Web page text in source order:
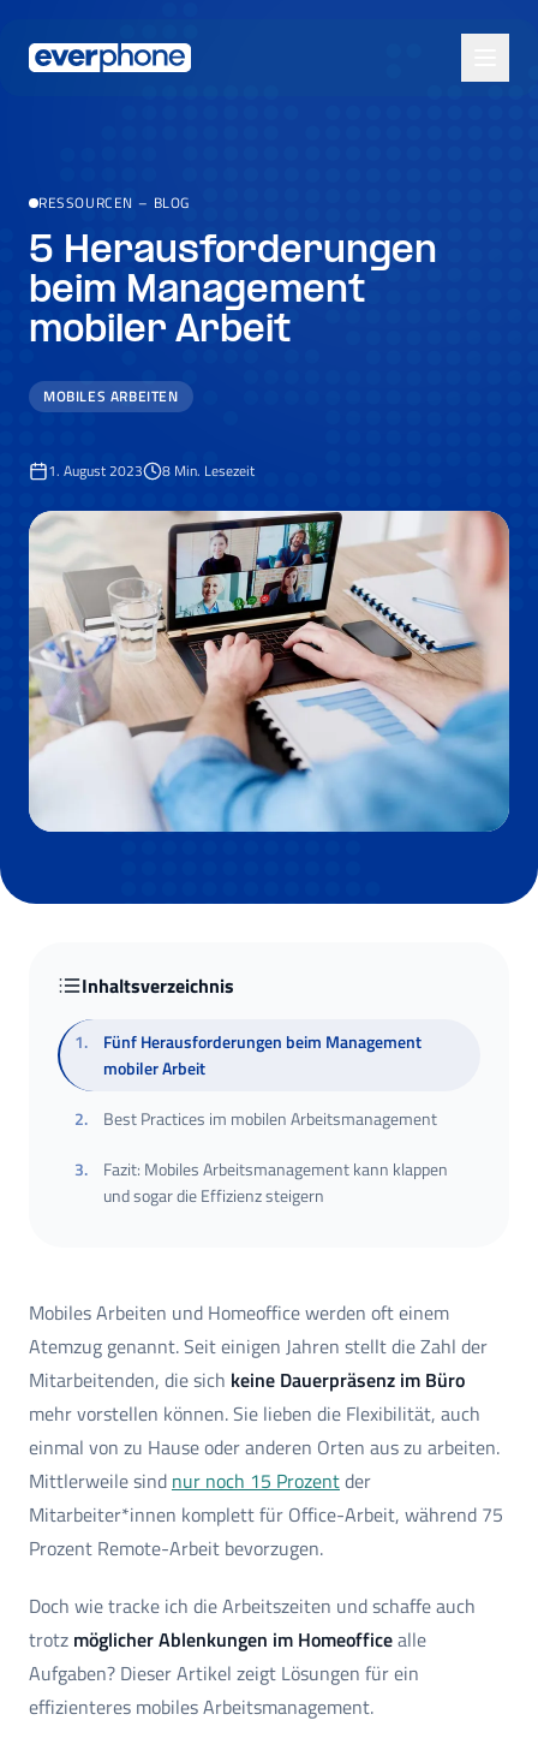
RESSOURCEN – BLOG
5 Herausforderungen
beim Management
mobiler Arbeit
MOBILES ARBEITEN
1. August 2023 8 Min. Lesezeit
Inhaltsverzeichnis
1.
Fünf Herausforderungen beim Management
mobiler Arbeit
2.
Best Practices im mobilen Arbeitsmanagement
3.
Fazit: Mobiles Arbeitsmanagement kann klappen
und sogar die Effizienz steigern
Mobiles Arbeiten und Homeoffice werden oft einem
Atemzug genannt. Seit einigen Jahren stellt die Zahl der
Mitarbeitenden, die sich keine Dauerpräsenz im Büro
mehr vorstellen können. Sie lieben die Flexibilität, auch
einmal von zu Hause oder anderen Orten aus zu arbeiten.
Mittlerweile sind nur noch 15 Prozentder
Mitarbeiter*innen komplett für Office-Arbeit, während 75
Prozent Remote-Arbeit bevorzugen.
Doch wie tracke ich die Arbeitszeiten und schaffe auch
trotz möglicher Ablenkungen im Homeofficealle
Aufgaben? Dieser Artikel zeigt Lösungen für ein
effizienteres mobiles Arbeitsmanagement.